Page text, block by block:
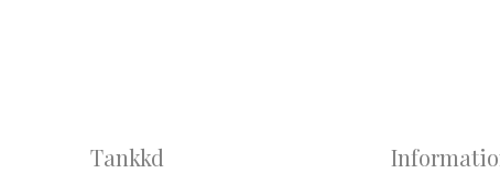
Tankkd